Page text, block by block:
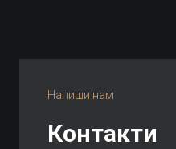
Напиши нам
Контакти